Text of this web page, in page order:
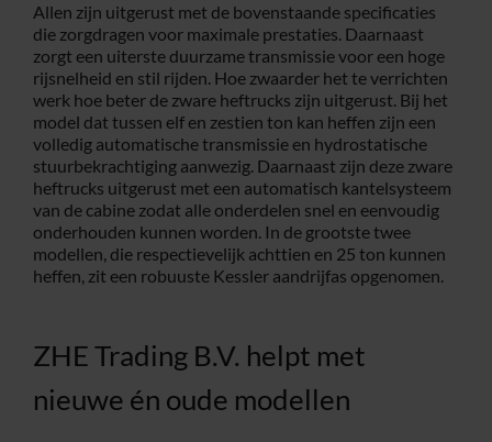
Allen zijn uitgerust met de bovenstaande specificaties
die zorgdragen voor maximale prestaties. Daarnaast
zorgt een uiterste duurzame transmissie voor een hoge
rijsnelheid en stil rijden. Hoe zwaarder het te verrichten
werk hoe beter de zware heftrucks zijn uitgerust. Bij het
model dat tussen elf en zestien ton kan heffen zijn een
volledig automatische transmissie en hydrostatische
stuurbekrachtiging aanwezig. Daarnaast zijn deze zware
heftrucks uitgerust met een automatisch kantelsysteem
van de cabine zodat alle onderdelen snel en eenvoudig
onderhouden kunnen worden. In de grootste twee
modellen, die respectievelijk achttien en 25 ton kunnen
heffen, zit een robuuste Kessler aandrijfas opgenomen.
ZHE Trading B.V. helpt met
nieuwe én oude modellen